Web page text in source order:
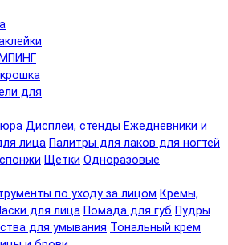
для
Дисплеи, стенды Ежедневники и
лица Палитры для лаков для ногтей
Щетки Одноразовые
по уходу за лицом Кремы,
для лица Помада для губ Пудры
для умывания Тональный крем